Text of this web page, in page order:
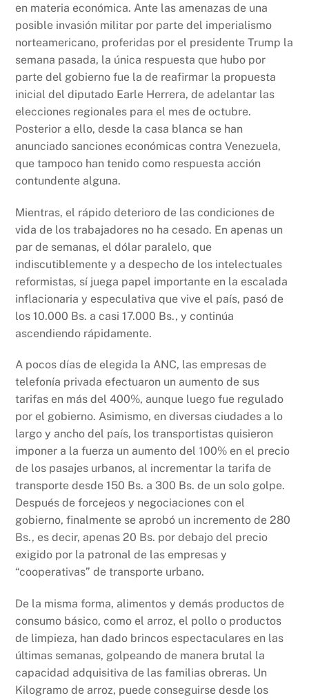
en materia económica. Ante las amenazas de una
posible invasión militar por parte del imperialismo
norteamericano, proferidas por el presidente Trump la
semana pasada, la única respuesta que hubo por
parte del gobierno fue la de reafirmar la propuesta
inicial del diputado Earle Herrera, de adelantar las
elecciones regionales para el mes de octubre.
Posterior a ello, desde la casa blanca se han
anunciado sanciones económicas contra Venezuela,
que tampoco han tenido como respuesta acción
contundente alguna.
Mientras, el rápido deterioro de las condiciones de
vida de los trabajadores no ha cesado. En apenas un
par de semanas, el dólar paralelo, que
indiscutiblemente y a despecho de los intelectuales
reformistas, sí juega papel importante en la escalada
inflacionaria y especulativa que vive el país, pasó de
los 10.000 Bs. a casi 17.000 Bs., y continúa
ascendiendo rápidamente.
A pocos días de elegida la ANC, las empresas de
telefonía privada efectuaron un aumento de sus
tarifas en más del 400%, aunque luego fue regulado
por el gobierno. Asimismo, en diversas ciudades a lo
largo y ancho del país, los transportistas quisieron
imponer a la fuerza un aumento del 100% en el precio
de los pasajes urbanos, al incrementar la tarifa de
transporte desde 150 Bs. a 300 Bs. de un solo golpe.
Después de forcejeos y negociaciones con el
gobierno, finalmente se aprobó un incremento de 280
Bs., es decir, apenas 20 Bs. por debajo del precio
exigido por la patronal de las empresas y
“cooperativas” de transporte urbano.
De la misma forma, alimentos y demás productos de
consumo básico, como el arroz, el pollo o productos
de limpieza, han dado brincos espectaculares en las
últimas semanas, golpeando de manera brutal la
capacidad adquisitiva de las familias obreras. Un
Kilogramo de arroz, puede conseguirse desde los